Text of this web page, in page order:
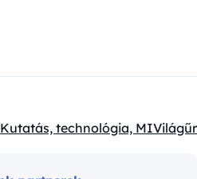
Kutatás, technológia, MIVilágűr